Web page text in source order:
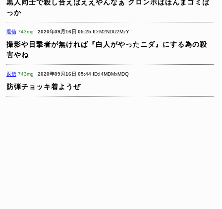
黒人同士で殺し合えばええやんなぁ クロンボはほんまゴミば
っか
返信 743mg 2020年09月16日 05:25 ID:M2NDU2MzY
撮影や目撃者が無ければ『白人がやったニダ』にする為の殺
害やね
返信 743mg 2020年09月16日 05:44 ID:I4MDMxMDQ
防弾チョッキ着ようぜ